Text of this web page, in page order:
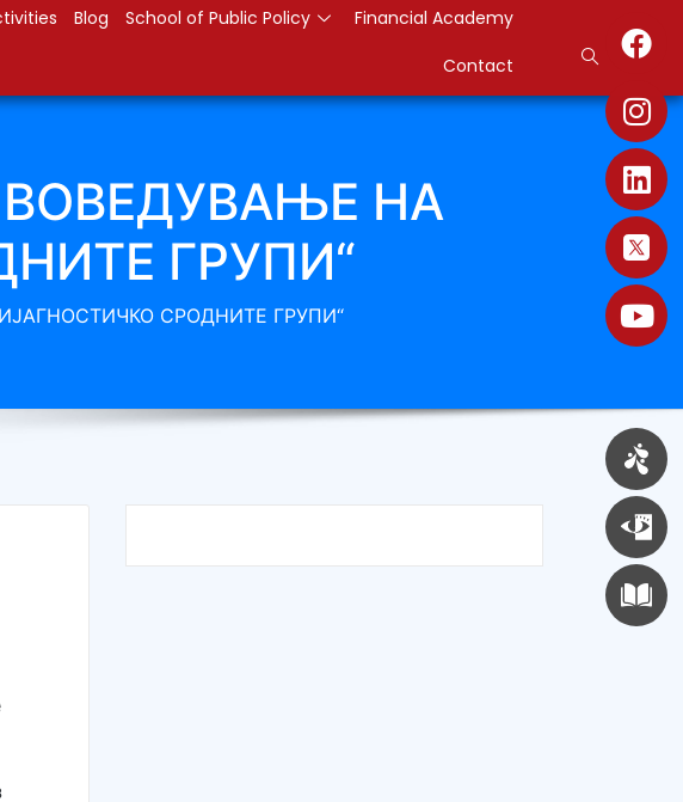
Blog School of Public Policy
Financial Academy
Contact
НА
ГРУПИ“
СРОДНИТЕ ГРУПИ“